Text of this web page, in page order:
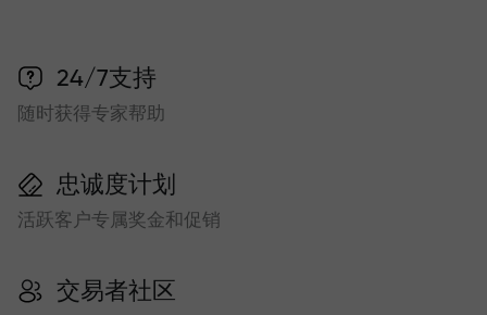
24/7支持
随时获得专家帮助
忠诚度计划
活跃客户专属奖金和促销
交易者社区